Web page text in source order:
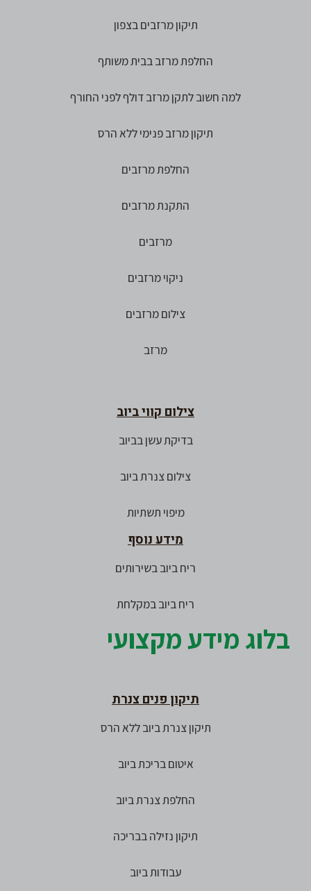
תיקון מרזבים בצפון
החלפת מרזב בבית משותף
למה חשוב לתקן מרזב דולף לפני החורף
תיקון מרזב פנימי ללא הרס
החלפת מרזבים
התקנת מרזבים
מרזבים
ניקוי מרזבים
צילום מרזבים
מרזב
צילום קווי ביוב
בדיקת עשן בביוב
צילום צנרת ביוב
מיפוי תשתיות
מידע נוסף
ריח ביוב בשירותים
ריח ביוב במקלחת
בלוג מידע מקצועי
תיקון פנים צנרת
תיקון צנרת ביוב ללא הרס
איטום בריכת ביוב
החלפת צנרת ביוב
תיקון נזילה בבריכה
עבודות ביוב